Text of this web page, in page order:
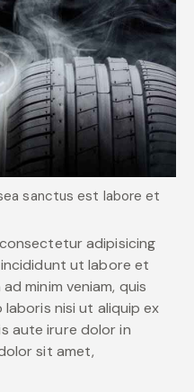
sanctus est labore et
adipisicing
ut labore et
minim veniam, quis
nisi ut aliquip ex
aute irure dolor in
sit amet,